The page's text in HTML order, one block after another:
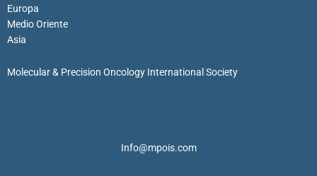
Europa
Medio Oriente
Asia
Molecular & Precision Oncology International Society
Info@mpois.com